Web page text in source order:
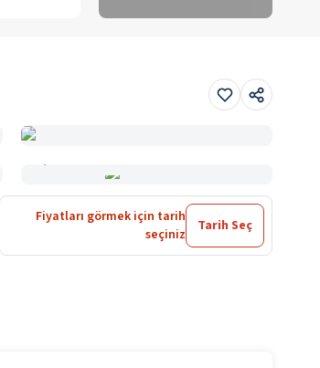
Fiyatları görmek için tarih
seçiniz
Tarih Seç